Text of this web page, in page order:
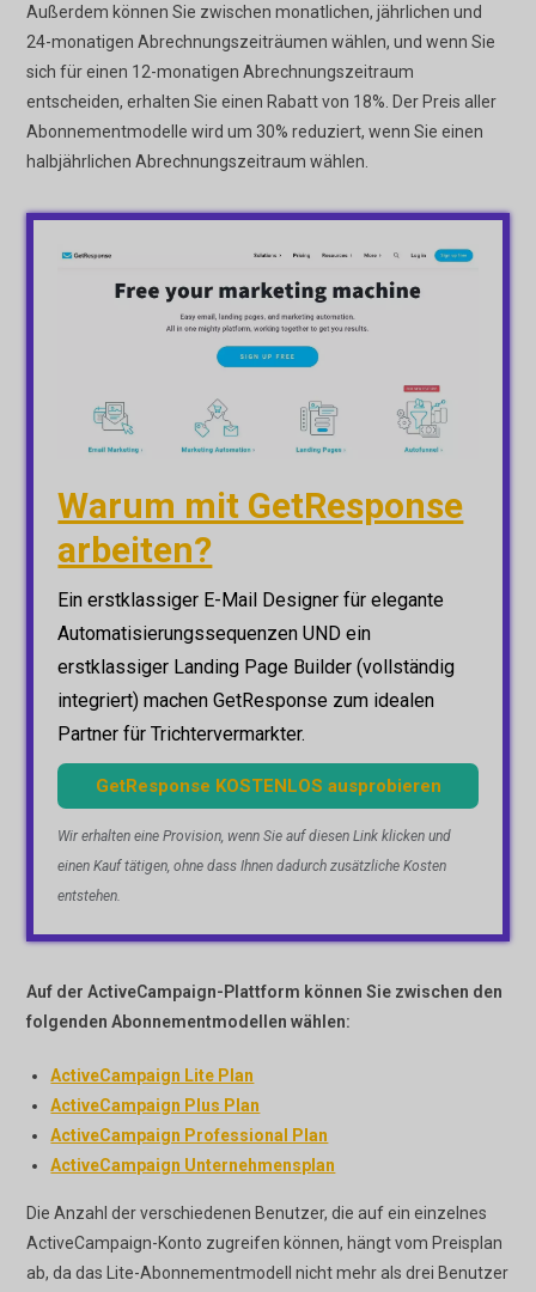
Außerdem können Sie zwischen monatlichen, jährlichen und
24-monatigen Abrechnungszeiträumen wählen, und wenn Sie
sich für einen 12-monatigen Abrechnungszeitraum
entscheiden, erhalten Sie einen Rabatt von 18%. Der Preis aller
Abonnementmodelle wird um 30% reduziert, wenn Sie einen
halbjährlichen Abrechnungszeitraum wählen.
Warum mit GetResponse
arbeiten?
Ein erstklassiger E-Mail Designer für elegante
Automatisierungssequenzen UND ein
erstklassiger Landing Page Builder (vollständig
integriert) machen GetResponse zum idealen
Partner für Trichtervermarkter.
GetResponse KOSTENLOS ausprobieren
Wir erhalten eine Provision, wenn Sie auf diesen Link klicken und
einen Kauf tätigen, ohne dass Ihnen dadurch zusätzliche Kosten
entstehen.
Auf der ActiveCampaign-Plattform können Sie zwischen den
folgenden Abonnementmodellen wählen:
ActiveCampaign Lite Plan
ActiveCampaign Plus Plan
ActiveCampaign Professional Plan
ActiveCampaign Unternehmensplan
Die Anzahl der verschiedenen Benutzer, die auf ein einzelnes
ActiveCampaign-Konto zugreifen können, hängt vom Preisplan
ab, da das Lite-Abonnementmodell nicht mehr als drei Benutzer